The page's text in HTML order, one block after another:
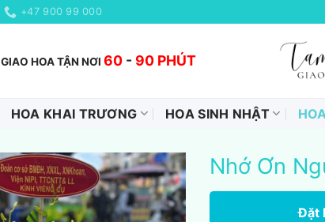
+47 900 99 000
GIAO HOA TẬN NƠI 60 - 90 PHÚT
HOA KHAI TRƯƠNG HOA SINH NHẬT
Nhớ Ơn
Đặt